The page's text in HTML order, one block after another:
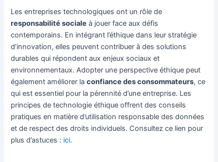
Les entreprises technologiques ont un rôle de
responsabilité sociale à jouer face aux défis
contemporains. En intégrant l’éthique dans leur stratégie
d’innovation, elles peuvent contribuer à des solutions
durables qui répondent aux enjeux sociaux et
environnementaux. Adopter une perspective éthique peut
également améliorer laconfiance des consommateurs, ce
qui est essentiel pour la pérennité d’une entreprise. Les
principes de technologie éthique offrent des conseils
pratiques en matière d’utilisation responsable des données
et de respect des droits individuels. Consultez ce lien pour
plus d’astuces : ici.